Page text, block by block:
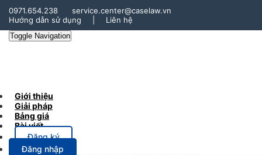
0971.654.238
service.center@caselaw.vn
Hướng dẫn sử dụng
Liên hệ
Toggle Navigation
Giới thiệu
Giải pháp
Bảng giá
Bài viết
Đăng ký
Đăng nhập